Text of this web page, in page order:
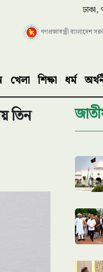
গণপ্রজাতন্ত্রী বাংলাদেশ
খেলা শিক্ষা ধর্ম
তিন